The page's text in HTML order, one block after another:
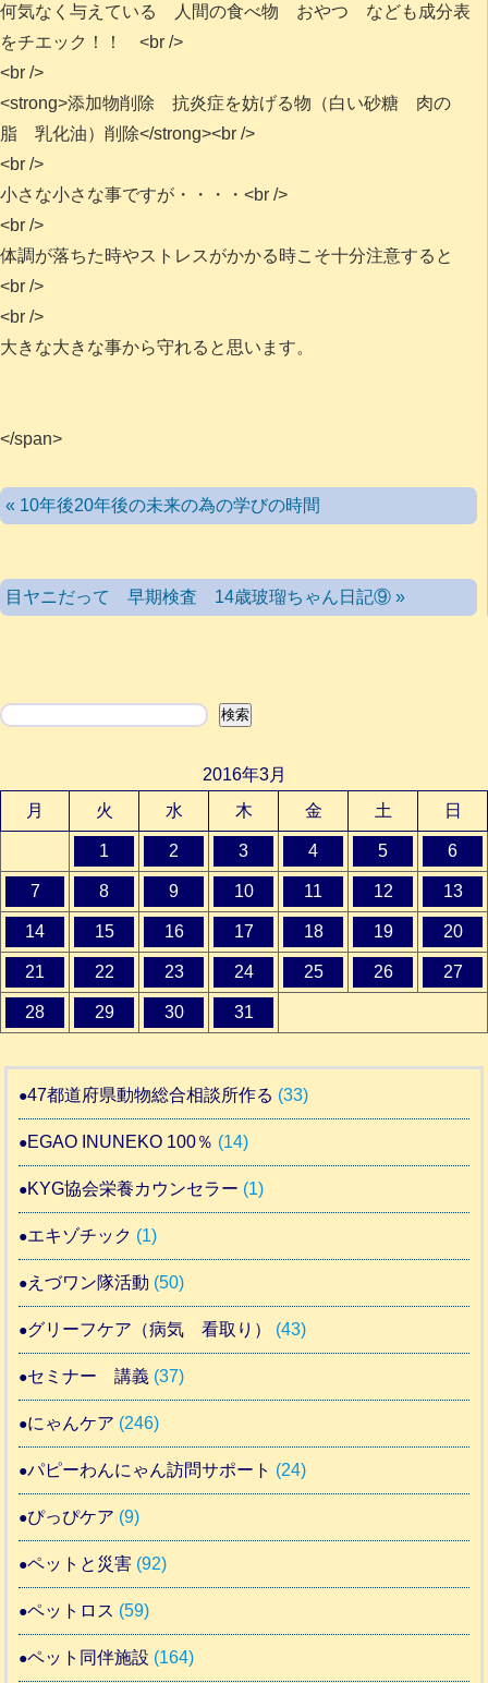
何気なく与えている 人間の食べ物 おやつ なども成分表
をチエック！！ <br />
<br />
<strong>添加物削除 抗炎症を妨げる物（白い砂糖 肉の
脂 乳化油）削除</strong><br />
<br />
小さな小さな事ですが・・・・<br />
<br />
体調が落ちた時やストレスがかかる時こそ十分注意すると
<br />
<br />
大きな大きな事から守れると思います。
</span>
« 10年後20年後の未来の為の学びの時間
目ヤニだって 早期検査 14歳玻瑠ちゃん日記⑨ »
検索 検索
2016年3月
月
火 水 木 金 土 日
1 2 3 4 5 6
7 8 9 10 11 12 13
14 15 16 17 18 19 20
21 22 23 24 25 26 27
28 29 30 31
47都道府県動物総合相談所作る (33)
EGAO INUNEKO 100％ (14)
KYG協会栄養カウンセラー (1)
エキゾチック (1)
えづワン隊活動 (50)
グリーフケア（病気 看取り） (43)
セミナー 講義 (37)
にゃんケア (246)
パピーわんにゃん訪問サポート (24)
ぴっぴケア (9)
ペットと災害 (92)
ペットロス (59)
ペット同伴施設 (164)